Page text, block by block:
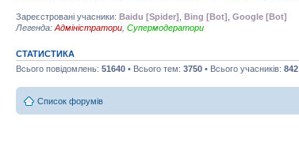
Зареєстровані учасники: Baidu [Spider] Bing [Bot] Google [Bot]
Легенда: Адміністратори Супермодератори
СТАТИСТИКА
Всього повідомлень: 51640 • Всього тем: 3750 • Всього учасників: 842
Список форумів